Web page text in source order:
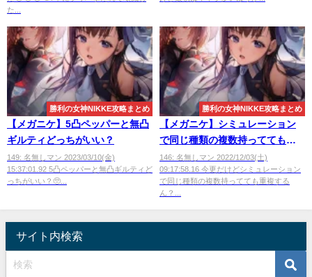
た...
勝利の女神NIKKE攻略まとめ
【メガニケ】5凸ペッパーと無凸
ギルティどっちがいい？
149: 名無しマン 2023/03/10(金)
15:37:01.92 5凸ペッパーと無凸ギルティど
っちがいい？🥺...
勝利の女神NIKKE攻略まとめ
【メガニケ】シミュレーション
で同じ種類の複数持ってても重
複するん？
146: 名無しマン 2022/12/03(土)
09:17:58.16 今更だけどシミュレーション
で同じ種類の複数持ってても重複する
ん？...
サイト内検索